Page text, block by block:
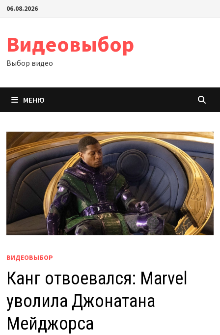
Перейти
06.08.2026
Видеовыбор
Выбор видео
МЕНЮ
ВИДЕОВЫБОР
Канг отвоевался: Marvel
уволила Джонатана
Мейджорса